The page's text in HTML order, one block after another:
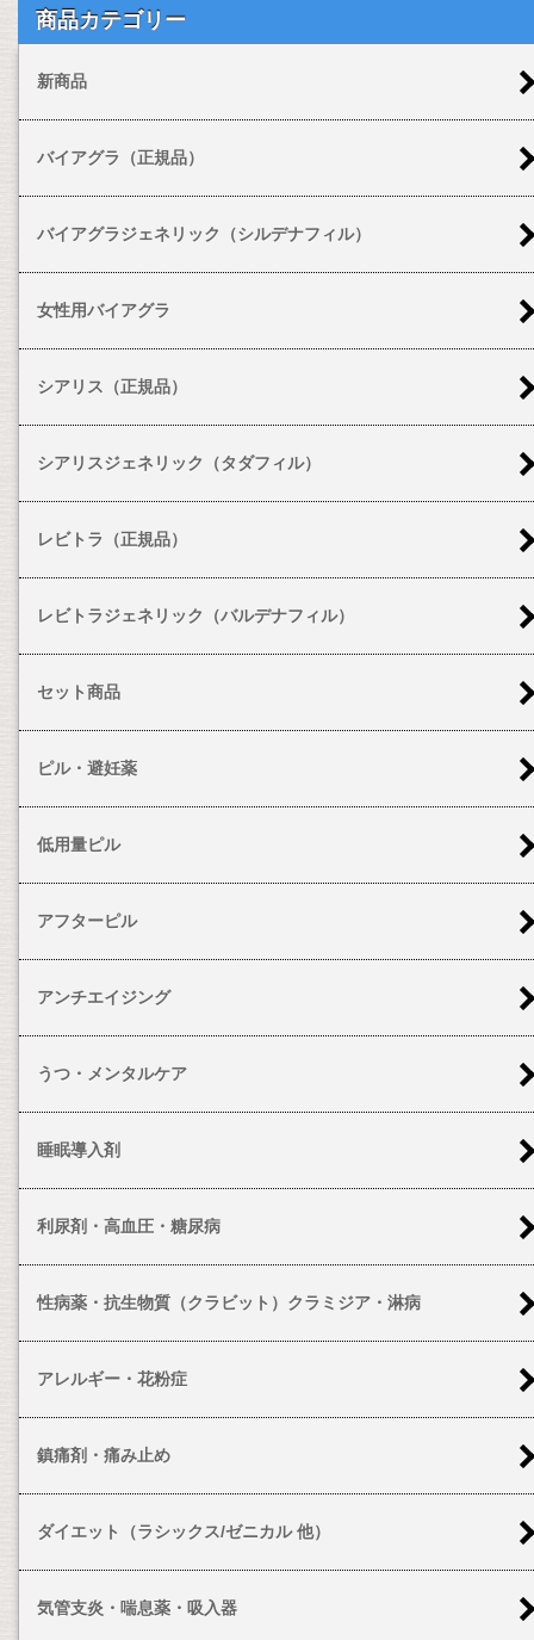
商品カテゴリー
新商品
バイアグラ（正規品）
バイアグラジェネリック（シルデナフィル）
女性用バイアグラ
シアリス（正規品）
シアリスジェネリック（タダフィル）
レビトラ（正規品）
レビトラジェネリック（バルデナフィル）
セット商品
ピル・避妊薬
低用量ピル
アフターピル
アンチエイジング
うつ・メンタルケア
睡眠導入剤
利尿剤・高血圧・糖尿病
性病薬・抗生物質（クラビット）クラミジア・淋病
アレルギー・花粉症
鎮痛剤・痛み止め
ダイエット（ラシックス/ゼニカル 他）
気管支炎・喘息薬・吸入器